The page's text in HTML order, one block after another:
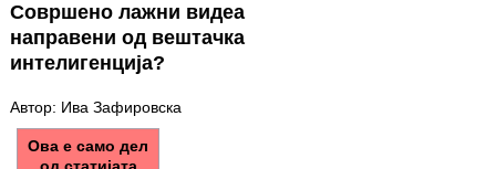
Совршено лажни видеа
направени од вештачка
интелигенција?
Автор: Ива Зафировска
Ова е само дел